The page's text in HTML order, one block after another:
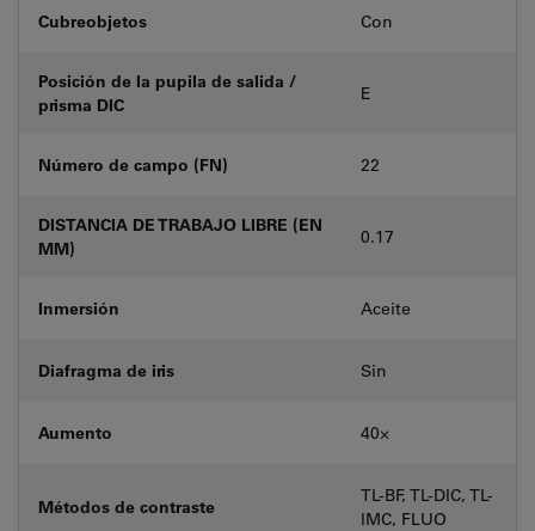
Cubreobjetos Con
Posición de la pupila de salida /
prisma DIC
E
Número de campo (FN) 22
DISTANCIA DE TRABAJO LIBRE (EN
MM)
0.17
Inmersión Aceite
Diafragma de iris Sin
Aumento 40⨉
Métodos de contraste
TL-BF, TL-DIC, TL-
IMC, FLUO